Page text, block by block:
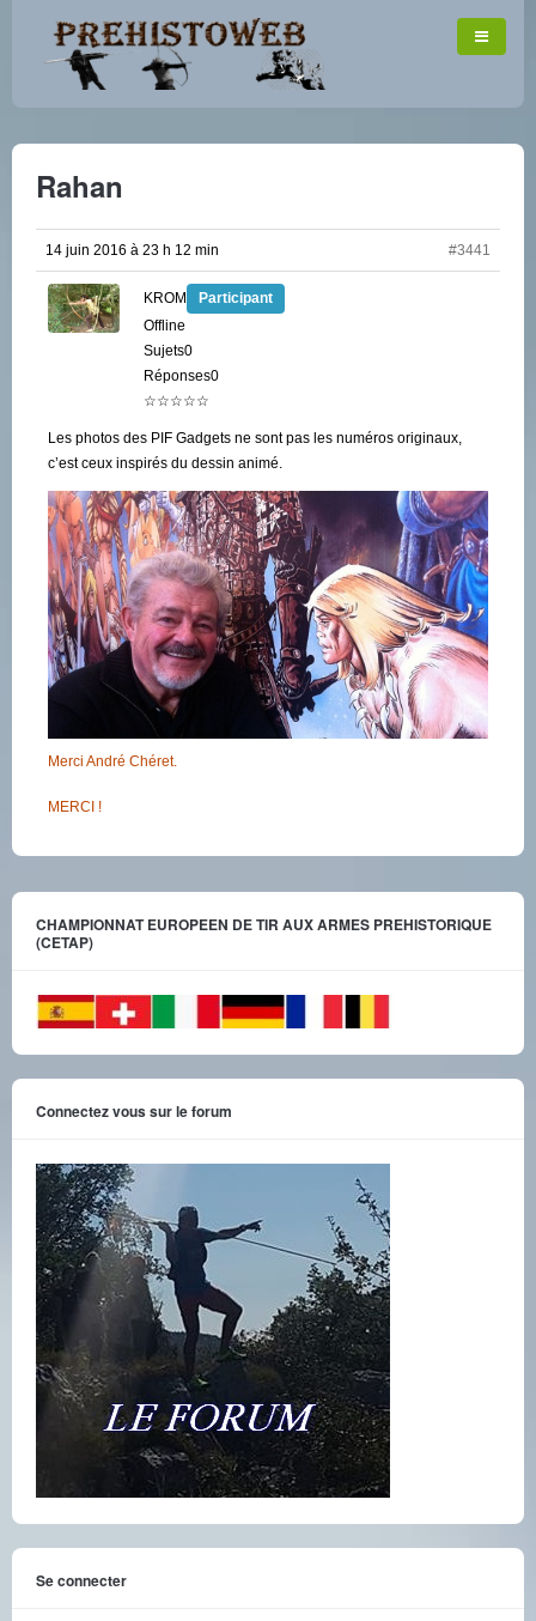
Rahan
14 juin 2016 à 23 h 12 min #3441
KROM
Participant
Offline
Sujets0
Réponses0
☆☆☆☆☆
Les photos des PIF Gadgets ne sont pas les numéros originaux,
c’est ceux inspirés du dessin animé.
Merci André Chéret.
MERCI !
CHAMPIONNAT EUROPEEN DE TIR AUX ARMES PREHISTORIQUE
(CETAP)
Connectez vous sur le forum
Se connecter